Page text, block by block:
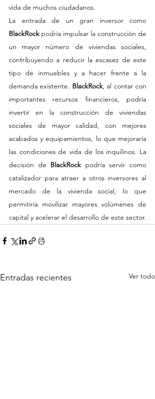
vida de muchos ciudadanos.
La entrada de un gran inversor como
BlackRock podría impulsar la construcción de
un mayor número de viviendas sociales,
contribuyendo a reducir la escasez de este
tipo de inmuebles y a hacer frente a la
demanda existente. BlackRock, al contar con
importantes recursos financieros, podría
invertir en la construcción de viviendas
sociales de mayor calidad, con mejores
acabados y equipamientos, lo que mejoraría
las condiciones de vida de los inquilinos. La
decisión de BlackRock podría servir como
catalizador para atraer a otros inversores al
mercado de la vivienda social, lo que
permitiría movilizar mayores volúmenes de
capital y acelerar el desarrollo de este sector.
Entradas recientes Ver todo